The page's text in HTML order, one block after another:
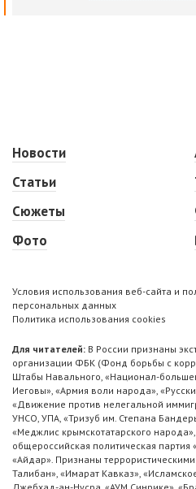
Новости
Статьи
Сюжеты
Фото
Условия использования веб-сайта и
персональных данных
Политика использования cookies
Для читателей: В России признаны
организации ФБК (Фонд борьбы с
Штабы Навального, «Национал-
Иеговы», «Армия воли народа»,
«Движение против нелегальной
УНСО, УПА, «Тризуб им. Степана
«Меджлис крымскотатарского
общероссийская политическая партия
«Айдар». Признаны
Талибан», «Имарат Кавказ»,